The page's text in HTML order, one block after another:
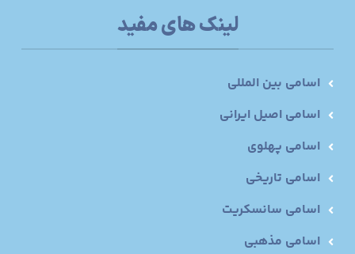
لینک های مفید
اسامی بین المللی
اسامی اصیل ایرانی
اسامی پهلوی
اسامی تاریخی
اسامی سانسکریت
اسامی مذهبی